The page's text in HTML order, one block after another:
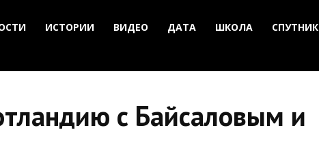
ИСТОРИИ ВИДЕО ДАТА ШКОЛА СПУТНИК
с Байсаловым и